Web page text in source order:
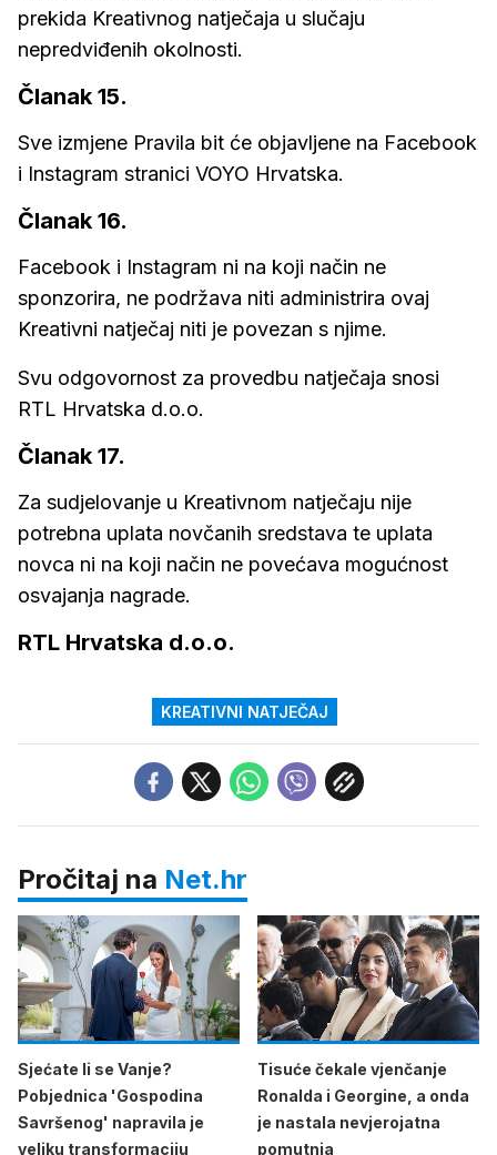
prekida Kreativnog natječaja u slučaju
nepredviđenih okolnosti.
Članak 15.
Sve izmjene Pravila bit će objavljene na Facebook
i Instagram stranici VOYO Hrvatska.
Članak 16.
Facebook i Instagram ni na koji način ne
sponzorira, ne podržava niti administrira ovaj
Kreativni natječaj niti je povezan s njime.
Svu odgovornost za provedbu natječaja snosi
RTL Hrvatska d.o.o.
Članak 17.
Za sudjelovanje u Kreativnom natječaju nije
potrebna uplata novčanih sredstava te uplata
novca ni na koji način ne povećava mogućnost
osvajanja nagrade.
RTL Hrvatska d.o.o.
KREATIVNI NATJEČAJ
Pročitaj na Net.hr
Sjećate li se Vanje?
Pobjednica 'Gospodina
Savršenog' napravila je
veliku transformaciju
Tisuće čekale vjenčanje
Ronalda i Georgine, a onda
je nastala nevjerojatna
pomutnja